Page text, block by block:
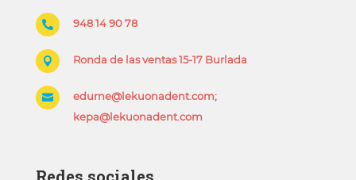
 948 14 90 78
 Ronda de las ventas 15-17 Burlada

edurne@lekuonadent.com;
kepa@lekuonadent.com